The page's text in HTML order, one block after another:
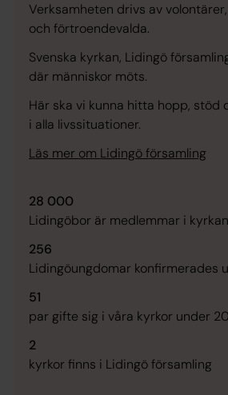
Verksamheten drivs av
och förtroendevalda.
Svenska kyrkan, Lidingö
där människor möts.
Här ska vi kunna hitta hopp, stöd
i alla livssituationer.
Läs mer om Lidingö församling
28 000
Lidingöbor är medlemmar i kyrkan
256
Lidingöungdomar konfirmerades
51
par gifte sig i våra kyrkor under
2
kyrkor finns i Lidingö församling